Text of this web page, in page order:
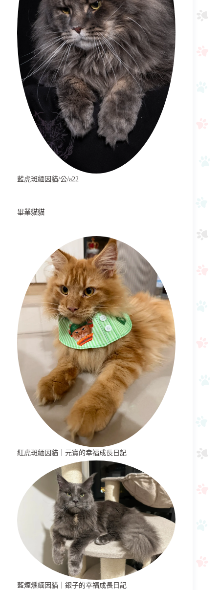
藍虎斑緬因貓/公/a22
畢業貓貓
紅虎斑緬因貓｜元寶的幸福成長日記
藍煙燻緬因貓｜銀子的幸福成長日記